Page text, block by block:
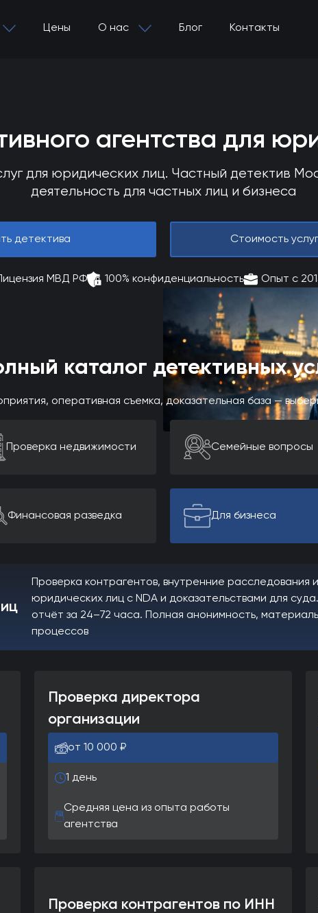
Цены О нас Блог Контакты
агентства для
для юридических лиц. Частный детектив
деятельность для частных лиц и бизнеса
детектива Стоимость
МВД РФ 100% конфиденциальность Опыт с
каталог детективных
оперативная съемка, доказательная база —
Проверка недвижимости Семейные вопросы
Финансовая разведка Для бизнеса
Проверка контрагентов, внутренние расследования
юридических лиц с NDA и доказательствами для
отчёт за 24–72 часа. Полная анонимность,
процессов
Проверка директора
организации
от 10 000 ₽
1 день
Средняя цена из опыта работы
агентства
Проверка контрагентов по ИНН